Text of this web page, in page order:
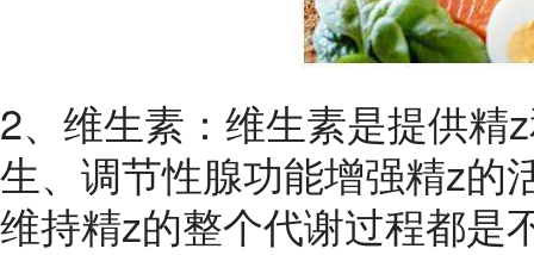
2、维生素：维生素是提供精
生、调节性腺功能增强精z的
维持精z的整个代谢过程都是